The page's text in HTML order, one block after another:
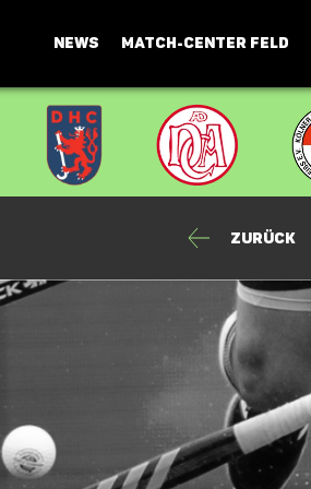
NEWS MATCH-CENTER FELD
Zurück